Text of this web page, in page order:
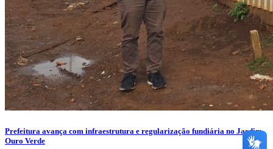
Prefeitura avança com infraestrutura e regularização fundiária no Jardim
Ouro Verde